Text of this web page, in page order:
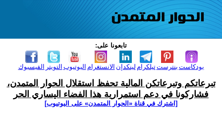
تابعونا على:
الفيسبوك التويتر اليوتيوب الانستغرام لينكدإن تيلكرامبنترست بودكاست
تبرعاتكم وتبرعاتكن المالية تحفظ استقلال الحوار المتمدن،
فشاركونا في دعم استمرارية هذا الفضاء اليساري الحر
[اشترك في قناة ‫«الحوار المتمدن» على اليوتيوب]